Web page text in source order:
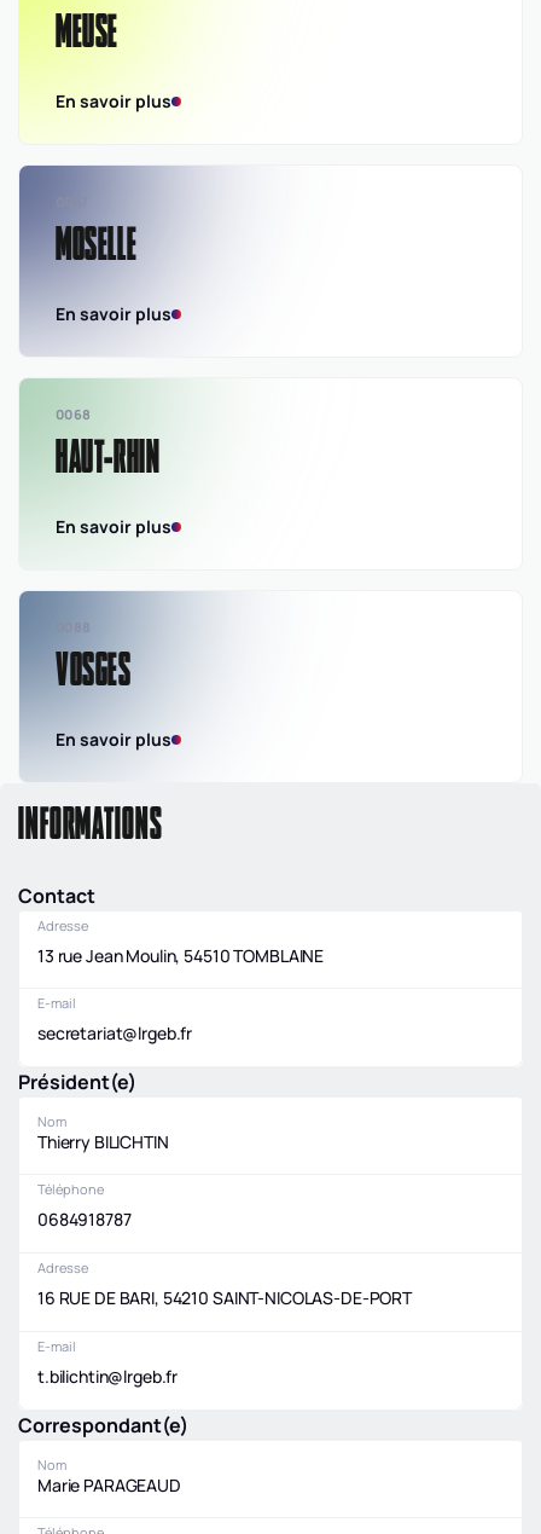
MEUSE
En savoir plus
MOSELLE
En savoir plus
0068
HAUT-RHIN
En savoir plus
0088
VOSGES
En savoir plus
INFORMATIONS
Contact
Adresse
13 rue Jean Moulin, 54510 TOMBLAINE
E-mail
secretariat@lrgeb.fr
Président(e)
Nom
Thierry BILICHTIN
Téléphone
0684918787
Adresse
16 RUE DE BARI, 54210 SAINT-NICOLAS-DE-PORT
E-mail
t.bilichtin@lrgeb.fr
Correspondant(e)
Nom
Marie PARAGEAUD